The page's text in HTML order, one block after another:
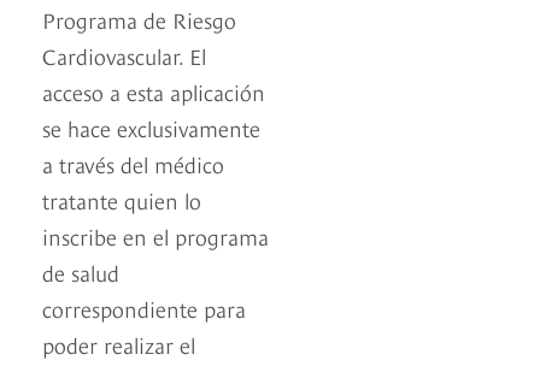
Programa de Riesgo
Cardiovascular. El
acceso a esta aplicación
se hace exclusivamente
a través del médico
tratante quien lo
inscribe en el programa
de salud
correspondiente para
poder realizar el